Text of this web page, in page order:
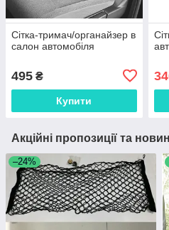
Сітка-тримач/органайзер в
салон автомобіля
495 ₴
Купити
Акційні пропозиції та
–24%